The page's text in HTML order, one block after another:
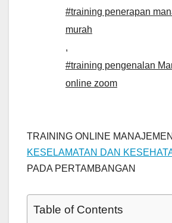
#training penerapan
murah
,
#training pengenalan
online zoom
TRAINING ONLINE MANAJEMEN
KESELAMATAN DAN
PADA PERTAMBANGAN
Table of Contents